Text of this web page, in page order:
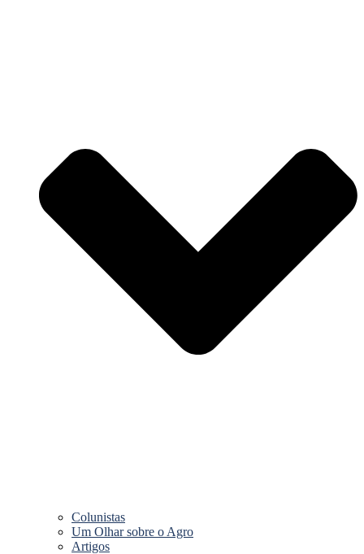
Colunistas
Um Olhar sobre o Agro
Artigos